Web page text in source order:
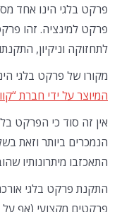
פרקט בלגי הינו אחד
פרקט למינציה. זהו
לתחזוקה וניקיון,
מקורו של פרקט בלגי
המיוצר על ידי חברת
אין זה סוד כי הפרקט
הנמכרים ביותר וזאת
התאכזבו מיתרונותיו
התקנת פרקט בלגי
פרקטים מקצועי (אף